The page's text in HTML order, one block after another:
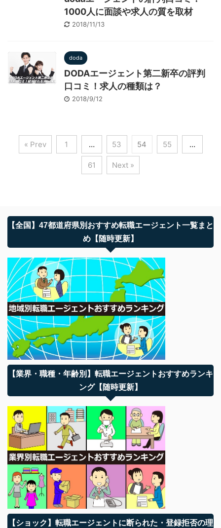
1000人に面談や求人の質を取材
2018/11/13
doda
DODAエージェント第二新卒の評判
口コミ！求人の種類は？
2018/9/12
« Prev 1 … 53 54 55 …
61 Next »
【全国】47都道府県別おすすめ転職エージェント一覧まと
め【随時更新】
【業界・職種・年齢別】転職エージェントおすすめランキ
ング【随時更新】
【ショック】転職エージェントに断られた・登録拒否の理